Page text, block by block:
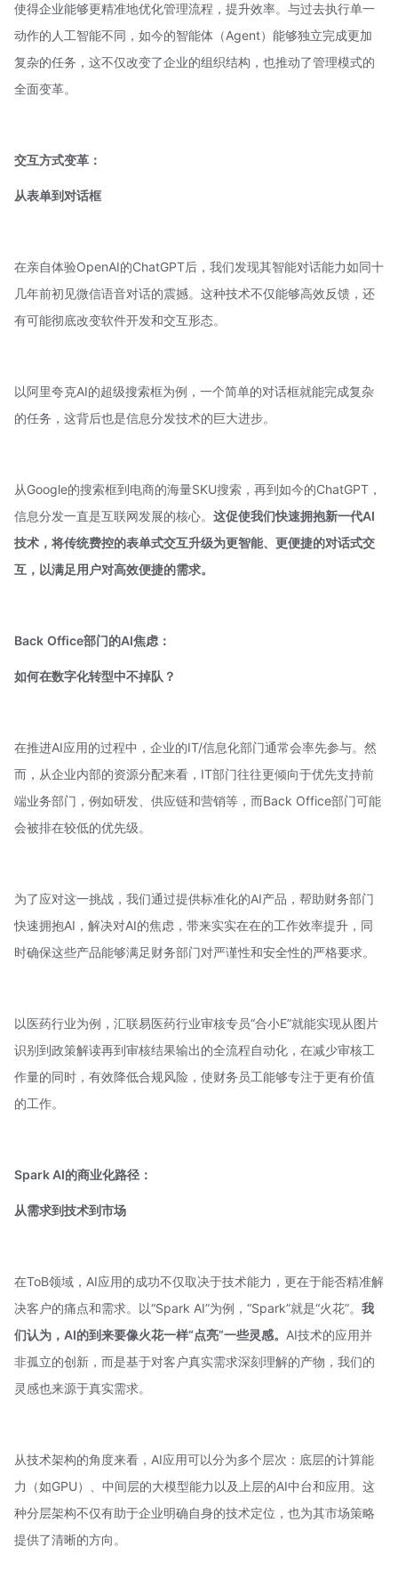
使得企业能够更精准地优化管理流程，提升效率。与过去执行单一
动作的人工智能不同，如今的智能体（Agent）能够独立完成更加
复杂的任务，这不仅改变了企业的组织结构，也推动了管理模式的
全面变革。
交互方式变革：
从表单到对话框
在亲自体验OpenAI的ChatGPT后，我们发现其智能对话能力如同十
几年前初见微信语音对话的震撼。这种技术不仅能够高效反馈，还
有可能彻底改变软件开发和交互形态。
以阿里夸克AI的超级搜索框为例，一个简单的对话框就能完成复杂
的任务，这背后也是信息分发技术的巨大进步。
从Google的搜索框到电商的海量SKU搜索，再到如今的ChatGPT，
信息分发一直是互联网发展的核心。 这促使我们快速拥抱新一代AI
技术，将传统费控的表单式交互升级为更智能、更便捷的对话式交
互，以满足用户对高效便捷的需求。
Back Office部门的AI焦虑：
如何在数字化转型中不掉队？
在推进AI应用的过程中，企业的IT/信息化部门通常会率先参与。然
而，从企业内部的资源分配来看，IT部门往往更倾向于优先支持前
端业务部门，例如研发、供应链和营销等，而Back Office部门可能
会被排在较低的优先级。
为了应对这一挑战，我们通过提供标准化的AI产品，帮助财务部门
快速拥抱AI，解决对AI的焦虑，带来实实在在的工作效率提升，同
时确保这些产品能够满足财务部门对严谨性和安全性的严格要求。
以医药行业为例，汇联易医药行业审核专员“合小E”就能实现从图片
识别到政策解读再到审核结果输出的全流程自动化，在减少审核工
作量的同时，有效降低合规风险，使财务员工能够专注于更有价值
的工作。
Spark AI的商业化路径：
从需求到技术到市场
在ToB领域，AI应用的成功不仅取决于技术能力，更在于能否精准解
决客户的痛点和需求。以“Spark AI”为例，“Spark”就是“火花”。 我
们认为，AI的到来要像火花一样“点亮”一些灵感。 AI技术的应用并
非孤立的创新，而是基于对客户真实需求深刻理解的产物，我们的
灵感也来源于真实需求。
从技术架构的角度来看，AI应用可以分为多个层次：底层的计算能
力（如GPU）、中间层的大模型能力以及上层的AI中台和应用。这
种分层架构不仅有助于企业明确自身的技术定位，也为其市场策略
提供了清晰的方向。